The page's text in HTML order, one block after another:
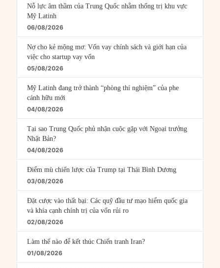
Nỗ lực âm thầm của Trung Quốc nhằm thống trị khu vực
Mỹ Latinh
06/08/2026
Nợ cho kẻ mộng mơ: Vốn vay chính sách và giới hạn của
việc cho startup vay vốn
05/08/2026
Mỹ Latinh đang trở thành “phòng thí nghiệm” của phe
cánh hữu mới
04/08/2026
Tại sao Trung Quốc phủ nhận cuộc gặp với Ngoại trưởng
Nhật Bản?
04/08/2026
Điểm mù chiến lược của Trump tại Thái Bình Dương
03/08/2026
Đặt cược vào thất bại: Các quỹ đầu tư mạo hiểm quốc gia
và khía cạnh chính trị của vốn rủi ro
02/08/2026
Làm thế nào để kết thúc Chiến tranh Iran?
01/08/2026